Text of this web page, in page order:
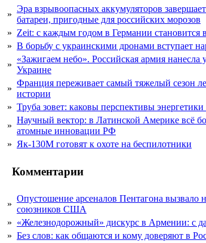
»
Эра взрывоопасных аккумуляторов
батареи, пригодные для российских морозов
» Zeit: с каждым годом в Германии становится
» В борьбу с украинскими дронами вступает
»
«Зажигаем небо». Российская армия нанесла
Украине
»
Франция переживает самый тяжелый сезон
истории
» Труба зовет: каковы перспективы
»
Научный вектор: в Латинской Америке всё
атомные инновации РФ
» Як-130М готовят к охоте на беспилотники
Комментарии
»
Опустошение арсеналов Пентагона вызвало
союзников США
» «Железнодорожный» дискурс в Армении: с
» Без слов: как общаются и кому доверяют в